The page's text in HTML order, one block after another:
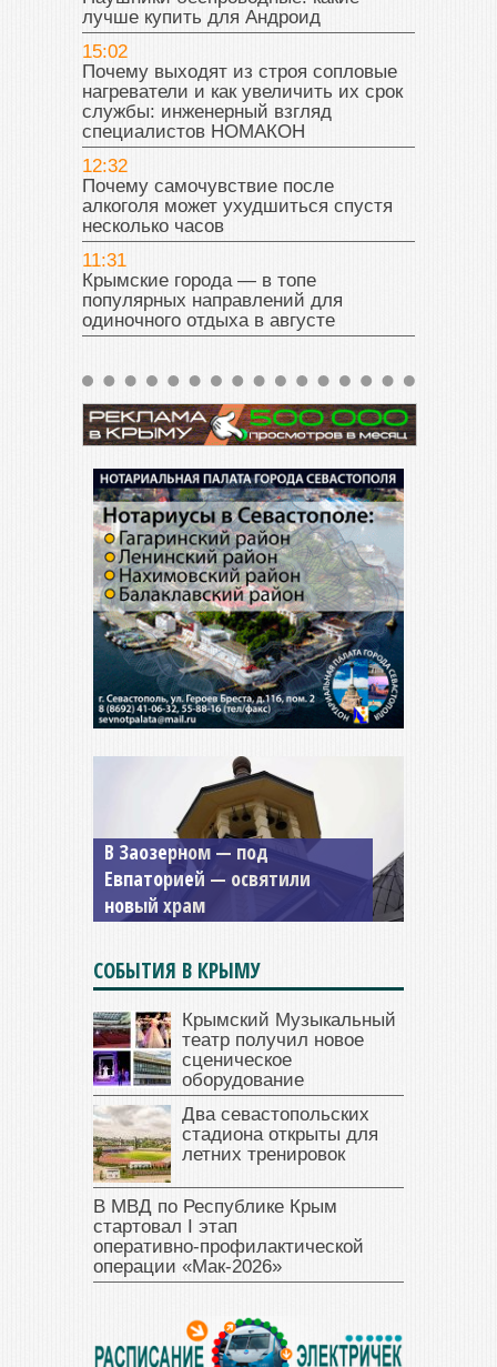
лучше купить для Андроид
15:02
Почему выходят из строя сопловые
нагреватели и как увеличить их срок
службы: инженерный взгляд
специалистов НОМАКОН
12:32
Почему самочувствие после
алкоголя может ухудшиться спустя
несколько часов
11:31
Крымские города — в топе
популярных направлений для
одиночного отдыха в августе
Мужской монастырь Косьмы
и Дамиана в Крыму вновь
открыт для посещения
СОБЫТИЯ В КРЫМУ
Крымский Музыкальный
театр получил новое
сценическое
оборудование
Два севастопольских
стадиона открыты для
летних тренировок
В МВД по Республике Крым
стартовал I этап
оперативно‑профилактической
операции «Мак‑2026»